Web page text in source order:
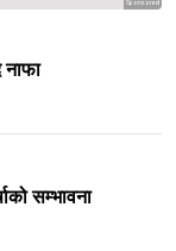
Sponsored
नाफा
सम्भावना